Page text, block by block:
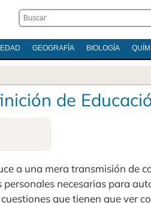
GEOGRAFÍA BIOLOGÍA
de
a una mera transmisión de
necesarias para
que tienen que ver